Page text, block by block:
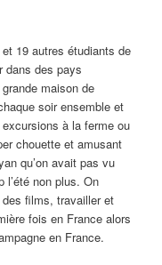
19 autres étudiants de
dans des pays
maison de
soir ensemble et
à la ferme ou
chouette et amusant
qu’on avait pas vu
l’été non plus. On
films, travailler et
fois en France alors
en France.